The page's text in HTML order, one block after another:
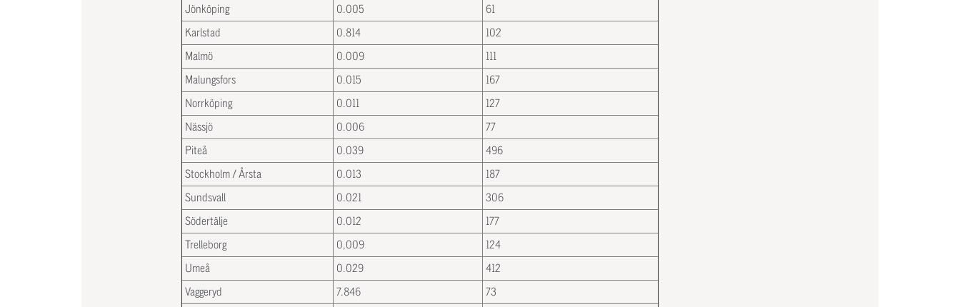
Jönköping
0.005
61
Karlstad
0.814
102
Malmö
0.009
111
Malungsfors
0.015
167
Norrköping
0.011
127
Nässjö
0.006
77
Piteå
0.039
496
Stockholm / Årsta
0.013
187
Sundsvall
0.021
306
Södertälje
0.012
177
Trelleborg
0,009
124
Umeå
0.029
412
Vaggeryd
7.846 73